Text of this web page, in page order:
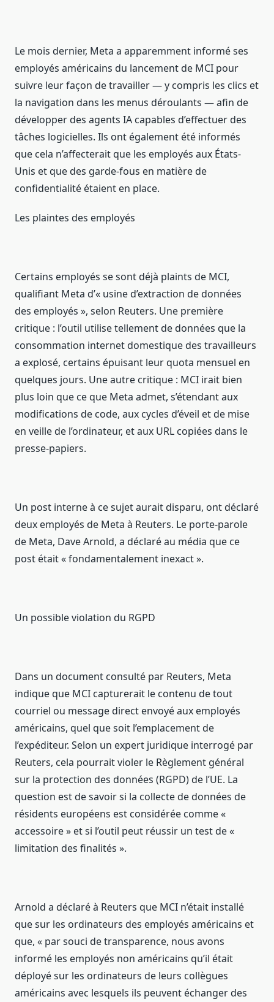
Le mois dernier, Meta a apparemment informé ses
employés américains du lancement de MCI pour
suivre leur façon de travailler — y compris les clics et
la navigation dans les menus déroulants — afin de
développer des agents IA capables d’effectuer des
tâches logicielles. Ils ont également été informés
que cela n’affecterait que les employés aux États-
Unis et que des garde-fous en matière de
confidentialité étaient en place.
Les plaintes des employés
Certains employés se sont déjà plaints de MCI,
qualifiant Meta d’« usine d’extraction de données
des employés », selon Reuters. Une première
critique : l’outil utilise tellement de données que la
consommation internet domestique des travailleurs
a explosé, certains épuisant leur quota mensuel en
quelques jours. Une autre critique : MCI irait bien
plus loin que ce que Meta admet, s’étendant aux
modifications de code, aux cycles d’éveil et de mise
en veille de l’ordinateur, et aux URL copiées dans le
presse-papiers.
Un post interne à ce sujet aurait disparu, ont déclaré
deux employés de Meta à Reuters. Le porte-parole
de Meta, Dave Arnold, a déclaré au média que ce
post était « fondamentalement inexact ».
Un possible violation du RGPD
Dans un document consulté par Reuters, Meta
indique que MCI capturerait le contenu de tout
courriel ou message direct envoyé aux employés
américains, quel que soit l’emplacement de
l’expéditeur. Selon un expert juridique interrogé par
Reuters, cela pourrait violer le Règlement général
sur la protection des données (RGPD) de l’UE. La
question est de savoir si la collecte de données de
résidents européens est considérée comme «
accessoire » et si l’outil peut réussir un test de «
limitation des finalités ».
Arnold a déclaré à Reuters que MCI n’était installé
que sur les ordinateurs des employés américains et
que, « par souci de transparence, nous avons
informé les employés non américains qu’il était
déployé sur les ordinateurs de leurs collègues
américains avec lesquels ils peuvent échanger des